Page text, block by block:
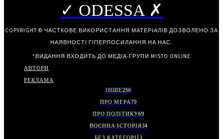
✓ ODESSA ✗
COPYRIGHT © ЧАСТКОВЕ ВИКОРИСТАННЯ МАТЕРІАЛІВ ДОЗВОЛЕНО ЗА
НАЯВНОСТІ ГІПЕРПОСИЛАННЯ НА НАС.
*ВИДАННЯ ВХОДИТЬ ДО МЕДІА-ГРУПИ MISTO ONLINE
АВТОРИ
РЕКЛАМА
ІНШЕ256
ПРО МЕРА79
ПРО ПОЛІТИКУ69
ВОЄННА ІСТОРІЯ34
БЕЗ КАТЕГОРІЇ3